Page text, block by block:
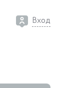
Вход